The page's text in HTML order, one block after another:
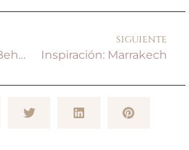
Entrevista en Life Behavior
SIGUIENTE
Inspiración: Marrakech